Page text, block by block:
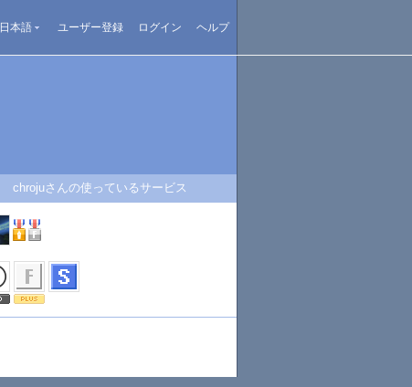
日本語 ユーザー登録 ログイン ヘルプ
chrojuさんの使っているサービス